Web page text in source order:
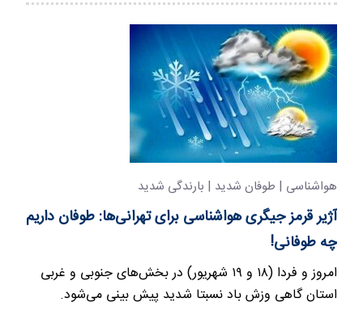
هواشناسی | طوفان شدید | بارندگی شدید
آژیر قرمز جیگری هواشناسی برای تهرانی‌ها: طوفان داریم
چه طوفانی!
امروز و فردا (۱۸ و ۱۹ شهریور) در بخش‌های جنوبی و غربی
استان گاهی وزش باد نسبتا شدید پیش بینی می‌شود.